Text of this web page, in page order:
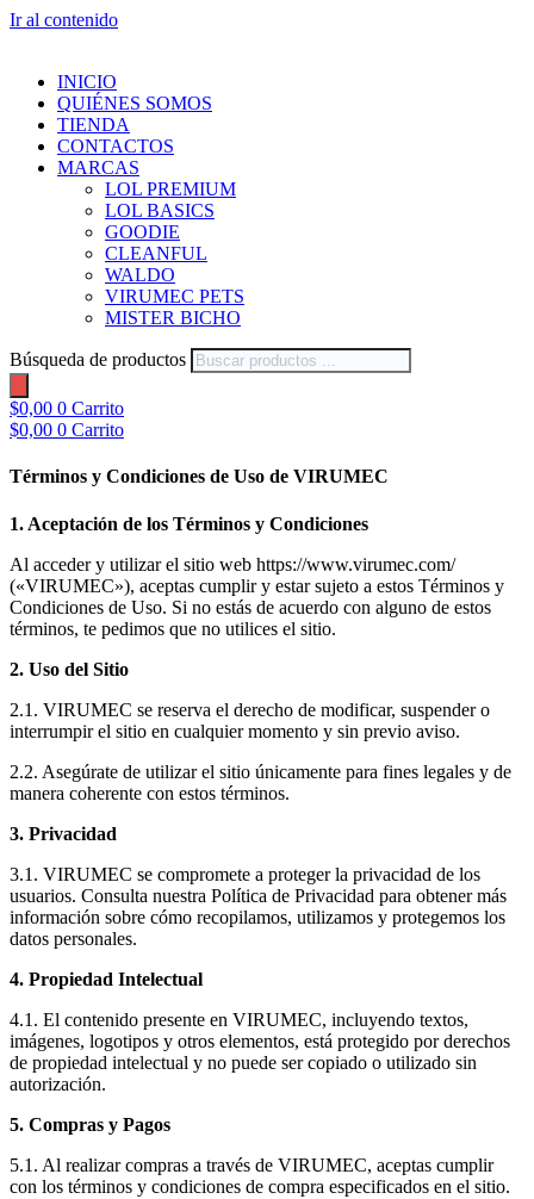
Ir al contenido
INICIO
QUIÉNES SOMOS
TIENDA
CONTACTOS
MARCAS
LOL PREMIUM
LOL BASICS
GOODIE
CLEANFUL
WALDO
VIRUMEC PETS
MISTER BICHO
Búsqueda de productos
$0,00 0 Carrito
$0,00 0 Carrito
Términos y Condiciones de Uso de VIRUMEC
1. Aceptación de los Términos y Condiciones
Al acceder y utilizar el sitio web https://www.virumec.com/
(«VIRUMEC»), aceptas cumplir y estar sujeto a estos Términos y
Condiciones de Uso. Si no estás de acuerdo con alguno de estos
términos, te pedimos que no utilices el sitio.
2. Uso del Sitio
2.1. VIRUMEC se reserva el derecho de modificar, suspender o
interrumpir el sitio en cualquier momento y sin previo aviso.
2.2. Asegúrate de utilizar el sitio únicamente para fines legales y de
manera coherente con estos términos.
3. Privacidad
3.1. VIRUMEC se compromete a proteger la privacidad de los
usuarios. Consulta nuestra Política de Privacidad para obtener más
información sobre cómo recopilamos, utilizamos y protegemos los
datos personales.
4. Propiedad Intelectual
4.1. El contenido presente en VIRUMEC, incluyendo textos,
imágenes, logotipos y otros elementos, está protegido por derechos
de propiedad intelectual y no puede ser copiado o utilizado sin
autorización.
5. Compras y Pagos
5.1. Al realizar compras a través de VIRUMEC, aceptas cumplir
con los términos y condiciones de compra especificados en el sitio.